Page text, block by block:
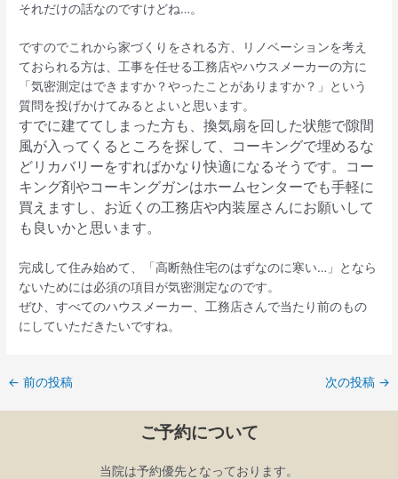
それだけの話なのですけどね…。
ですのでこれから家づくりをされる方、リノベーションを考え
ておられる方は、工事を任せる工務店やハウスメーカーの方に
「気密測定はできますか？やったことがありますか？」という
質問を投げかけてみるとよいと思います。
すでに建ててしまった方も、換気扇を回した状態で隙間
風が入ってくるところを探して、コーキングで埋めるな
どリカバリーをすればかなり快適になるそうです。コー
キング剤やコーキングガンはホームセンターでも手軽に
買えますし、お近くの工務店や内装屋さんにお願いして
も良いかと思います。
完成して住み始めて、「高断熱住宅のはずなのに寒い…」となら
ないためには必須の項目が気密測定なのです。
ぜひ、すべてのハウスメーカー、工務店さんで当たり前のもの
にしていただきたいですね。
← 前の投稿 次の投稿 →
ご予約について
当院は予約優先となっております。